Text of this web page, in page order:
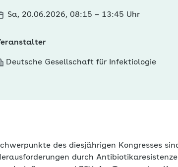
Sa, 20.06.2026, 08:15 – 13:45 Uhr
Deutsche Gesellschaft für Infektiologie
des diesjährigen Kongresses
durch